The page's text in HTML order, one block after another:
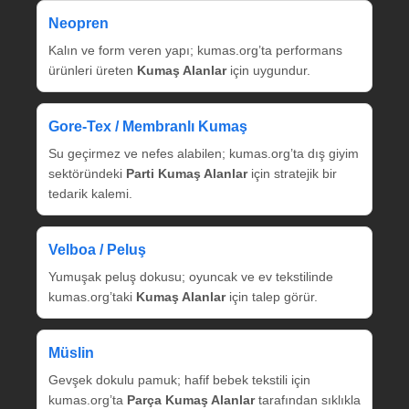
Neopren
Kalın ve form veren yapı; kumas.org’ta performans
ürünleri üreten Kumaş Alanlariçin uygundur.
Gore‑Tex / Membranlı Kumaş
Su geçirmez ve nefes alabilen; kumas.org’ta dış giyim
sektöründeki Parti Kumaş Alanlariçin stratejik bir
tedarik kalemi.
Velboa / Peluş
Yumuşak peluş dokusu; oyuncak ve ev tekstilinde
kumas.org’taki Kumaş Alanlariçin talep görür.
Müslin
Gevşek dokulu pamuk; hafif bebek tekstili için
kumas.org’ta Parça Kumaş Alanlartarafından sıklıkla